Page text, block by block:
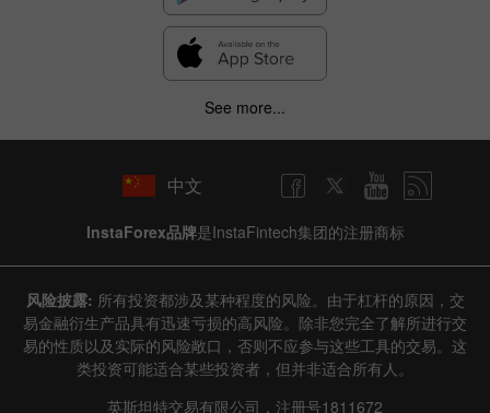
See more...
中文
InstaForex品牌是InstaFintech集团的注册商标
风险披露: 所有投资都涉及某种程度的风险。由于杠杆的原因，交
易金融衍生产品具有迅速亏损的高风险。除非您完全了解所进行交
易的性质以及实际的风险敞口，否则不应参与这些工具的交易。这
类投资可能适合某些投资者，但并非适合所有人。
英斯坦特交易有限公司，注册号1811672